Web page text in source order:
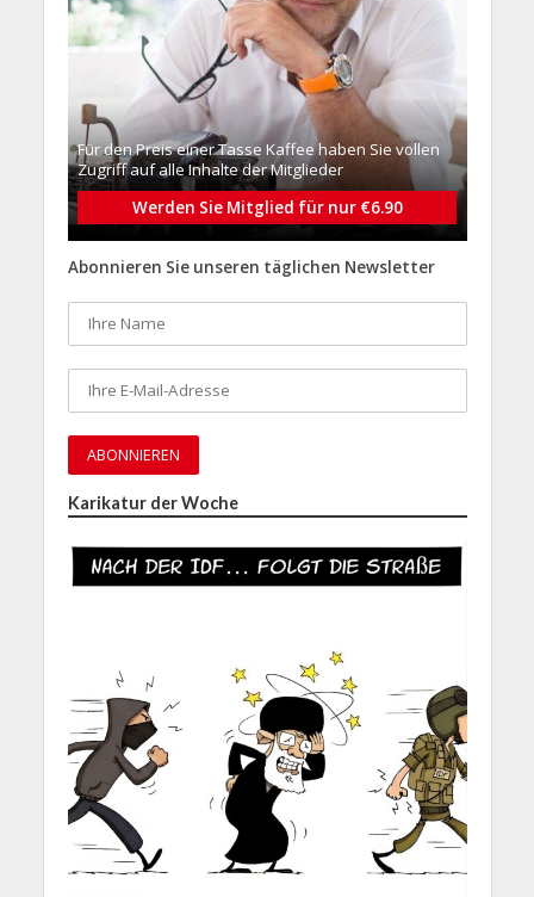
Für den Preis einer Tasse Kaffee haben Sie vollen
Zugriff auf alle Inhalte der Mitglieder
Werden Sie Mitglied für nur €6.90
Abonnieren Sie unseren täglichen Newsletter
Karikatur der Woche